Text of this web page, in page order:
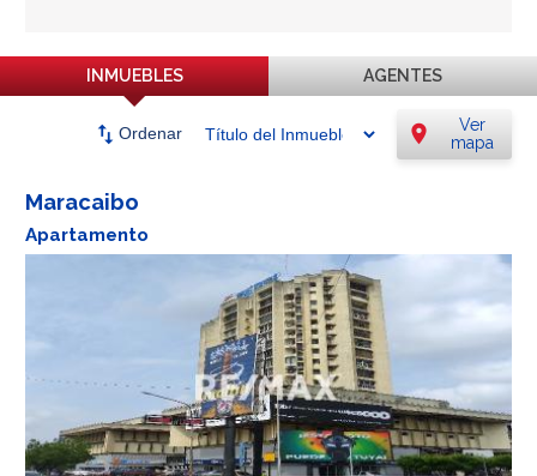
INMUEBLES AGENTES
swap_vert Ordenar location_on
Ver
mapa
Maracaibo
Apartamento